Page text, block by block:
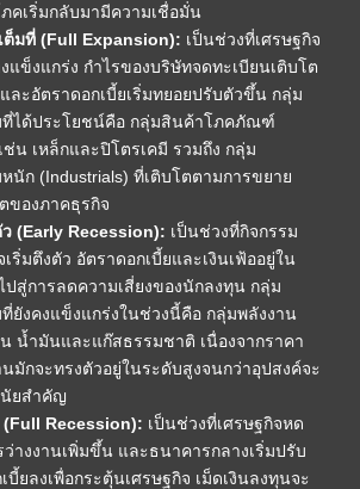
คเริ่มกลับมามีความเชื่อมั่น
ต็มที่ (Full Expansion): เป็นช่วงที่เศรษฐกิจ
แข็งแกร่ง กำไรของบริษัทจดทะเบียนเติบโต
ละอัตราดอกเบี้ยเริ่มทยอยปรับตัวขึ้น กลุ่ม
ที่ได้ประโยชน์คือ กลุ่มสินค้าโภคภัณฑ์
ช่น เหล็กและปิโตรเคมี รวมถึง กลุ่ม
นัก (Industrials) ที่เติบโตตามการขยาย
ของภาคธุรกิจ
(Early Recession): เป็นช่วงที่กิจกรรม
เริ่มตึงตัว อัตราดอกเบี้ยและเงินเฟ้ออยู่ใน
ปสู่การลดความเสี่ยงของนักลงทุน กลุ่ม
ยังคงแข็งแกร่งในช่วงนี้คือ กลุ่มพลังงาน
น น้ำมันและแก๊สธรรมชาติ เนื่องจากราคา
มักจะทรงตัวอยู่ในระดับสูงจนกว่าอุปสงค์จะ
นัยสำคัญ
(Full Recession): เป็นช่วงที่เศรษฐกิจหด
ว่างงานเพิ่มขึ้น และธนาคารกลางเริ่มปรับ
บี้ยลงเพื่อกระตุ้นเศรษฐกิจ เม็ดเงินลงทุนจะ